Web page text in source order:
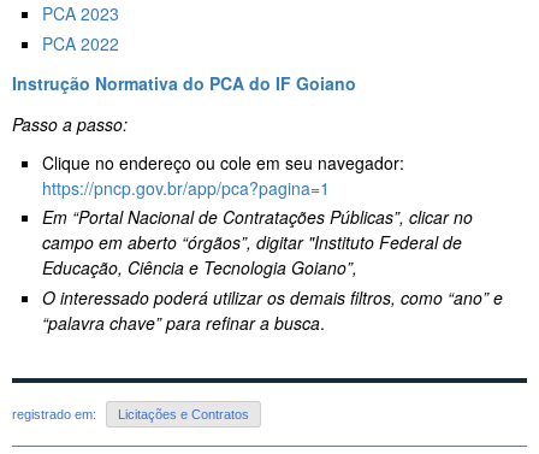
PCA 2023
PCA 2022
Instrução Normativa do PCA do IF Goiano
Passo a passo:
Clique no endereço ou cole em seu navegador:
https://pncp.gov.br/app/pca?pagina=1
Em “Portal Nacional de Contratações Públicas”, clicar no
campo em aberto “órgãos”, digitar "Instituto Federal de
Educação, Ciência e Tecnologia Goiano”,
O interessado poderá utilizar os demais filtros, como “ano” e
“palavra chave” para refinar a busca.
registrado em: Licitações e Contratos